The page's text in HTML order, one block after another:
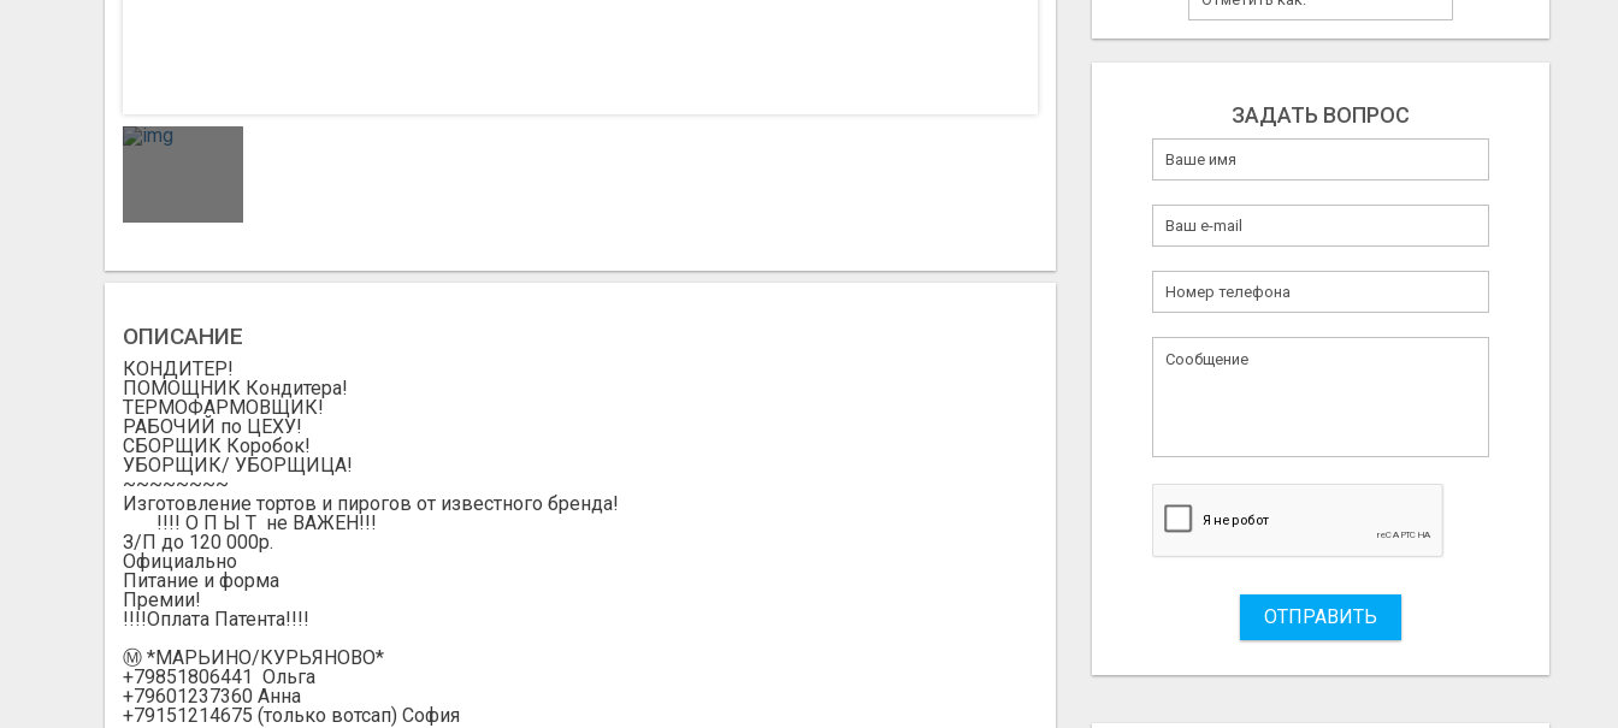
ОПИСАНИЕ
КОНДИТЕР!
ПОМОЩНИК Кондитера!
ТЕРМОФАРМОВЩИК!
РАБОЧИЙ по ЦЕХУ!
СБОРЩИК Коробок!
УБОРЩИК/ УБОРЩИЦА!
~~~~~~~~
Изготовление тортов и пирогов от известного бренда!
!!!! О П Ы Т не ВАЖЕН!!!
З/П до 120 000р.
Официально
Питание и форма
Премии!
!!!!Оплата Патента!!!!
Ⓜ️ *МАРЬИНО/КУРЬЯНОВО*
+79851806441 Ольга
+79601237360 Анна
+79151214675 (только вотсап) София
ЗАДАТЬ ВОПРОС
ОТПРАВИТЬ